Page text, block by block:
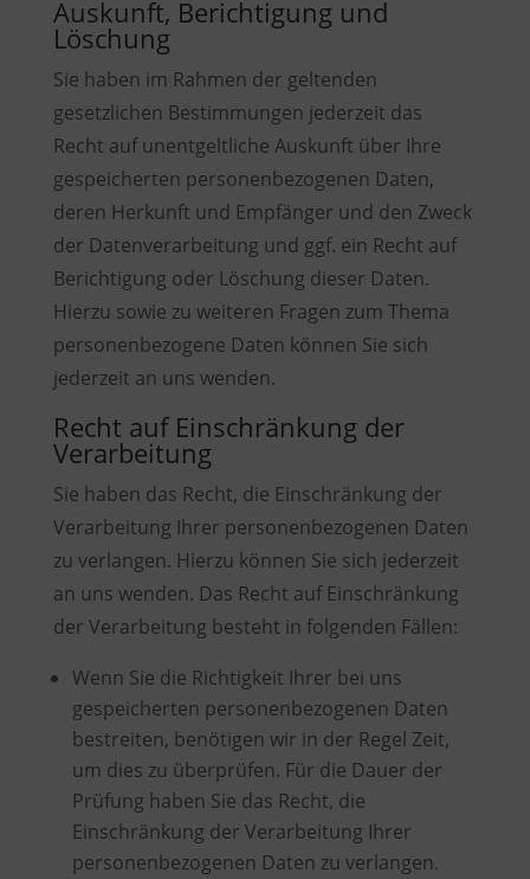
Auskunft, Berichtigung und
Löschung
Sie haben im Rahmen der geltenden
gesetzlichen Bestimmungen jederzeit das
Recht auf unentgeltliche Auskunft über Ihre
gespeicherten personenbezogenen Daten,
deren Herkunft und Empfänger und den Zweck
der Datenverarbeitung und ggf. ein Recht auf
Berichtigung oder Löschung dieser Daten.
Hierzu sowie zu weiteren Fragen zum Thema
personenbezogene Daten können Sie sich
jederzeit an uns wenden.
Recht auf Einschränkung der
Verarbeitung
Sie haben das Recht, die Einschränkung der
Verarbeitung Ihrer personenbezogenen Daten
zu verlangen. Hierzu können Sie sich jederzeit
an uns wenden. Das Recht auf Einschränkung
der Verarbeitung besteht in folgenden Fällen:
Wenn Sie die Richtigkeit Ihrer bei uns
gespeicherten personenbezogenen Daten
bestreiten, benötigen wir in der Regel Zeit,
um dies zu überprüfen. Für die Dauer der
Prüfung haben Sie das Recht, die
Einschränkung der Verarbeitung Ihrer
personenbezogenen Daten zu verlangen.